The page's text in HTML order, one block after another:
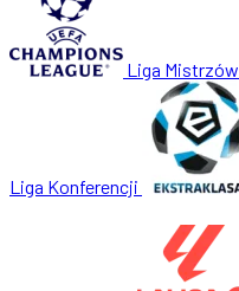
Liga Mistrzów
Liga Konferencji